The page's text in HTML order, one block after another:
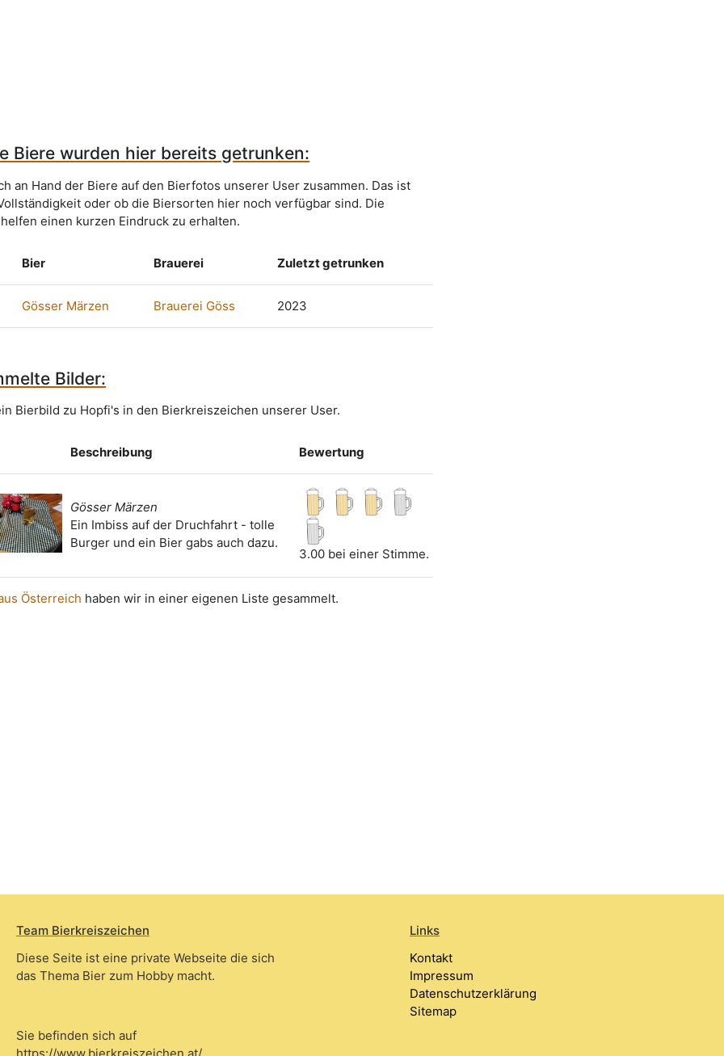
Biere wurden hier bereits getrunken:
an Hand der Biere auf den Bierfotos unserer User zusammen. Das ist
oder ob die Biersorten hier noch verfügbar sind. Die
einen kurzen Eindruck zu erhalten.
Bier Brauerei Zuletzt getrunken
Gösser Märzen Brauerei Göss 2023
Bilder:
Bierbild zu Hopfi's in den Bierkreiszeichen unserer User.
Beschreibung Bewertung
Gösser Märzen
Ein Imbiss auf der Druchfahrt - tolle
Burger und ein Bier gabs auch dazu.
3.00 bei einer Stimme.
Österreich haben wir in einer eigenen Liste gesammelt.
Team Bierkreiszeichen
Diese Seite ist eine private Webseite die sich
das Thema Bier zum Hobby macht.
Sie befinden sich auf
Links
Kontakt
Impressum
Datenschutzerklärung
Sitemap